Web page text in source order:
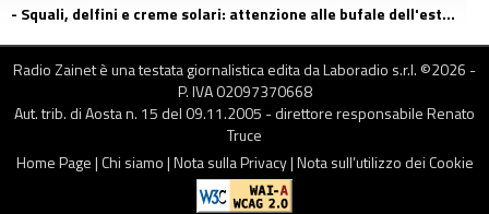
- Squali, delfini e creme solari: attenzione alle bufale dell'estate
Radio Zainet è una testata giornalistica edita da Laboradio s.r.l. ©2026 -
P. IVA 02097370668
Aut. trib. di Aosta n. 15 del 09.11.2005 - direttore responsabile Renato
Truce
Home Page|Chi siamo|Nota sulla Privacy|Nota sull’utilizzo dei Cookie